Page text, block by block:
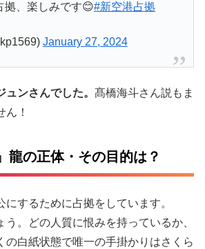
拠、楽しみです😊#新空港占拠
January 27, 2024
ンさんでした。 髙橋海斗さん説もま
ん！
龍の正体・その目的は？
するために占拠をしています。
う。どの人質に恨みを持っているか、
の白紙状態で唯一の手掛かりはさくら